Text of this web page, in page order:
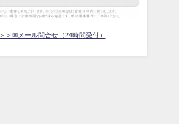
＞＞✉メール問合せ（24時間受付）